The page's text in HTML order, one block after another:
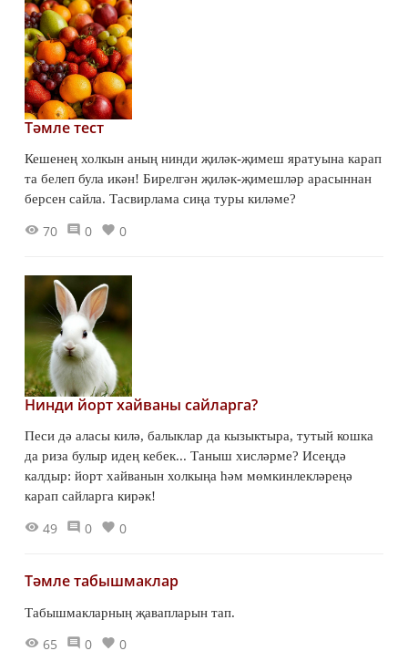
Тәмле тест
Кешенең холкын аның нинди җиләк-җимеш яратуына карап
та белеп була икән! Бирелгән җиләк-җимешләр арасыннан
берсен сайла. Тасвирлама сиңа туры киләме?
70 0 0
Нинди йорт хайваны сайларга?
Песи дә аласы килә, балыклар да кызыктыра, тутый кошка
да риза булыр идең кебек... Таныш хисләрме? Исеңдә
калдыр: йорт хайванын холкыңа һәм мөмкинлекләреңә
карап сайларга кирәк!
49 0 0
Тәмле табышмаклар
Табышмакларның җавапларын тап.
65 0 0